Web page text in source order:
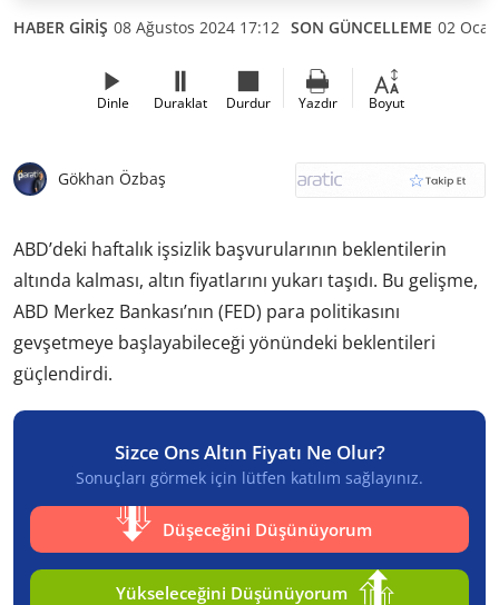
HABER GİRİŞ 08 Ağustos 2024 17:12 SON GÜNCELLEME 02
Dinle Duraklat Durdur Yazdır Boyut
Gökhan Özbaş
ABD’deki haftalık işsizlik başvurularının beklentilerin
altında kalması, altın fiyatlarını yukarı taşıdı. Bu gelişme,
ABD Merkez Bankası’nın (FED) para politikasını
gevşetmeye başlayabileceği yönündeki beklentileri
güçlendirdi.
Sizce Ons Altın Fiyatı Ne Olur?
Sonuçları görmek için lütfen katılım sağlayınız.
Düşeceğini Düşünüyorum
Yükseleceğini Düşünüyorum